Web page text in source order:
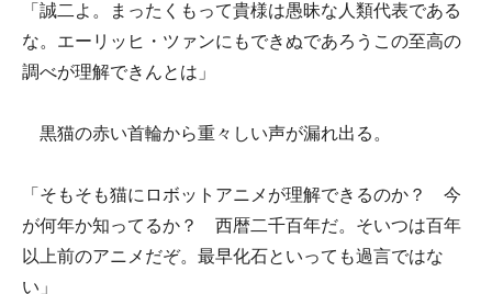
「誠二よ。まったくもって貴様は愚昧な人類代表である
な。エーリッヒ・ツァンにもできぬであろうこの至高の
調べが理解できんとは」
黒猫の赤い首輪から重々しい声が漏れ出る。
「そもそも猫にロボットアニメが理解できるのか？ 今
が何年か知ってるか？ 西暦二千百年だ。そいつは百年
以上前のアニメだぞ。最早化石といっても過言ではな
い」